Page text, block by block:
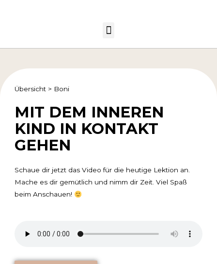
Übersicht > Boni
MIT DEM INNEREN
KIND IN KONTAKT
GEHEN
Schaue dir jetzt das Video für die heutige Lektion an.
Mache es dir gemütlich und nimm dir Zeit. Viel Spaß
beim Anschauen!